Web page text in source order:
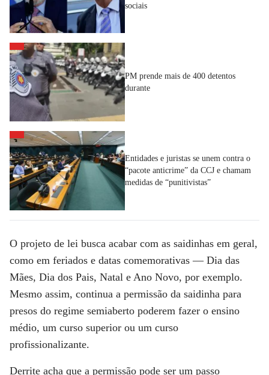
sociais
PM prende mais de 400 detentos
durante
Entidades e juristas se unem contra o
“pacote anticrime” da CCJ e chamam
medidas de “punitivistas”
O projeto de lei busca acabar com as saidinhas em geral,
como em feriados e datas comemorativas — Dia das
Mães, Dia dos Pais, Natal e Ano Novo, por exemplo.
Mesmo assim, continua a permissão da saidinha para
presos do regime semiaberto poderem fazer o ensino
médio, um curso superior ou um curso
profissionalizante.
Derrite acha que a permissão pode ser um passo